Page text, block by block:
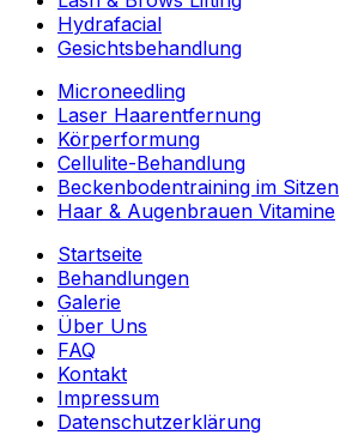
Hydrafacial
Gesichtsbehandlung
Microneedling
Laser Haarentfernung
Körperformung
Cellulite-Behandlung
Beckenbodentraining im Sitzen
Haar & Augenbrauen Vitamine
Startseite
Behandlungen
Galerie
Über Uns
FAQ
Kontakt
Impressum
Datenschutzerklärung